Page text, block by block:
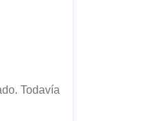
Todavía